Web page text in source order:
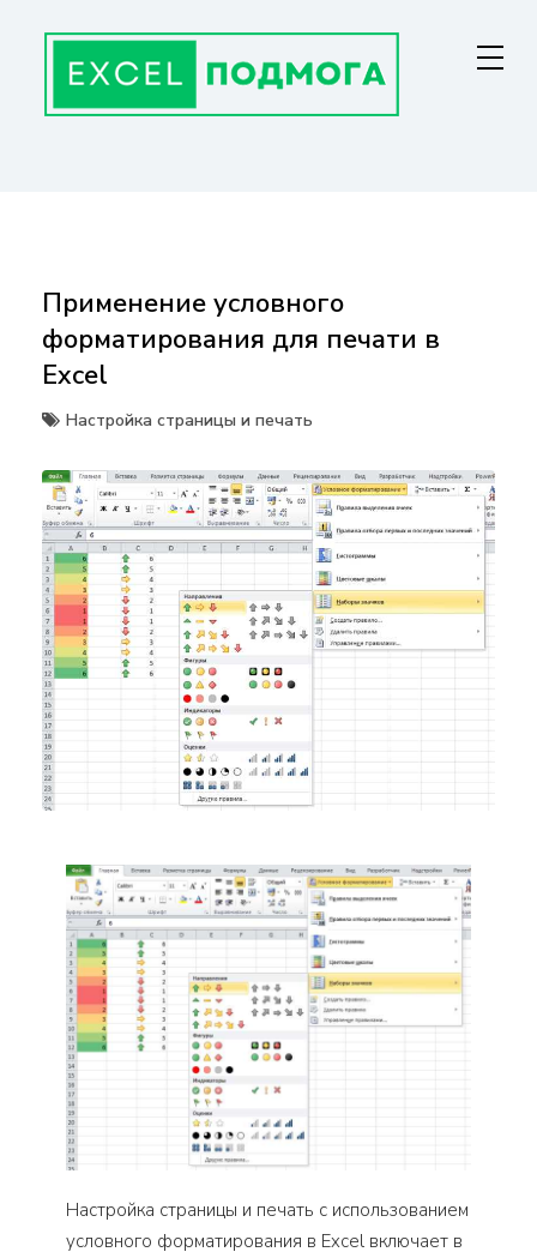
содержанию
Применение условного
форматирования для печати в
Excel
Настройка страницы и печать
Настройка страницы и печать с использованием
условного форматирования в Excel включает в